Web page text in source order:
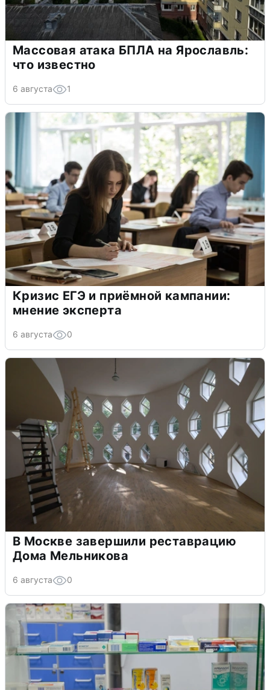
Массовая атака БПЛА на Ярославль:
что известно
6 августа 1
Кризис ЕГЭ и приёмной кампании:
мнение эксперта
6 августа 0
В Москве завершили реставрацию
Дома Мельникова
6 августа 0